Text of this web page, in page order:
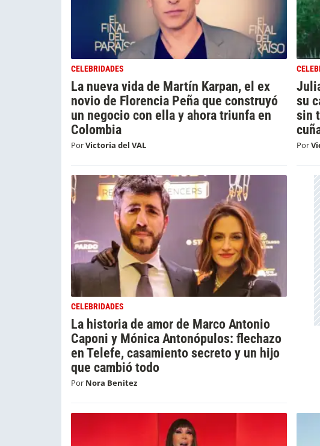
CELEBRIDADES
La nueva vida de Martín Karpan, el ex
novio de Florencia Peña que construyó
un negocio con ella y ahora triunfa en
Colombia
PorVictoria del VAL
su
sin
Por
CELEBRIDADES
La historia de amor de Marco Antonio
Caponi y Mónica Antonópulos: flechazo
en Telefe, casamiento secreto y un hijo
que cambió todo
Por Nora Benitez